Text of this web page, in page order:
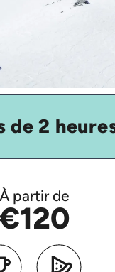
de 2
À partir de